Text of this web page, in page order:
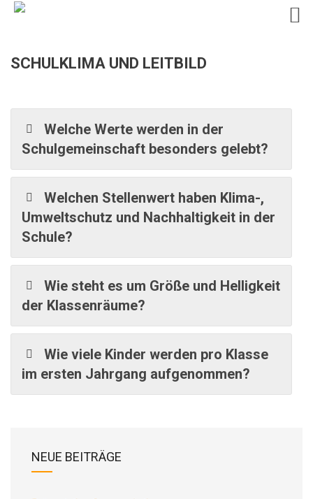
SCHULKLIMA UND LEITBILD
Welche Werte werden in der
Schulgemeinschaft besonders gelebt?
Welchen Stellenwert haben Klima-,
Umweltschutz und Nachhaltigkeit in der
Schule?
Wie steht es um Größe und Helligkeit
der Klassenräume?
Wie viele Kinder werden pro Klasse
im ersten Jahrgang aufgenommen?
NEUE BEITRÄGE